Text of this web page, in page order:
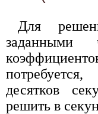
Для
заданными
десятков
решить в